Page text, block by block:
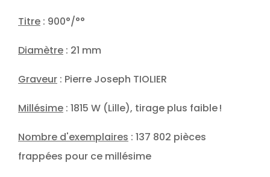
Titre : 900°/°°
Diamètre : 21 mm
Graveur : Pierre Joseph TIOLIER
Millésime : 1815 W (Lille), tirage plus faible !
Nombre d'exemplaires : 137 802 pièces
frappées pour ce millésime